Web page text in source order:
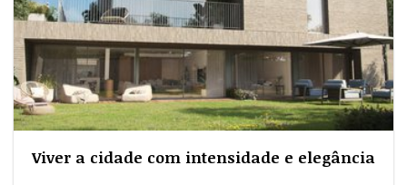
Viver a cidade com intensidade e elegância